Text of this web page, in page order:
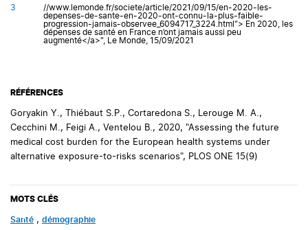
3
//www.lemonde.fr/societe/article/2021/09/15/en-2020-les-
depenses-de-sante-en-2020-ont-connu-la-plus-faible-
progression-jamais-observee_6094717_3224.html"> En 2020, les
dépenses de santé en France n’ont jamais aussi peu
augmenté</a>", Le Monde, 15/09/2021
RÉFÉRENCES
Goryakin Y., Thiébaut S.P., Cortaredona S., Lerouge M. A.,
Cecchini M., Feigi A., Ventelou B., 2020, "Assessing the future
medical cost burden for the European health systems under
alternative exposure-to-risks scenarios", PLOS ONE 15(9)
MOTS CLÉS
Santé , démographie